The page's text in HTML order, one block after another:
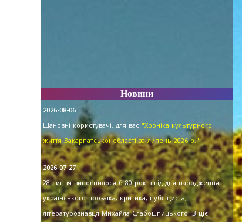
Новини
2026-08-06
Шановні користувачі, для вас "Хроніка культурного
життя Закарпатської області за липень 2026 р.".
2026-07-27
28 липня виповнилося б 80 років від дня народження
українського прозаїка, критика, публіциста,
літературознавця Михайла Слабошпицького. З цієї